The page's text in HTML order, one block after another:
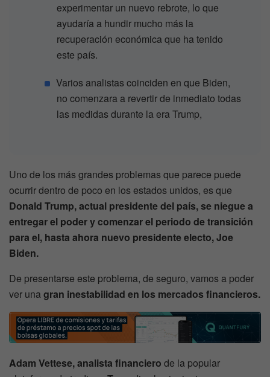
experimentar un nuevo rebrote, lo que
ayudaría a hundir mucho más la
recuperación económica que ha tenido
este país.
Varios analistas coinciden en que Biden,
no comenzara a revertir de inmediato todas
las medidas durante la era Trump,
Uno de los más grandes problemas que parece puede
ocurrir dentro de poco en los estados unidos, es que
Donald Trump, actual presidente del país, se niegue a
entregar el poder y comenzar el periodo de transición
para el, hasta ahora nuevo presidente electo, Joe
Biden.
De presentarse este problema, de seguro, vamos a poder
ver unagran inestabilidad en los mercados financieros.
Adam Vettese, analista financiero de la popular